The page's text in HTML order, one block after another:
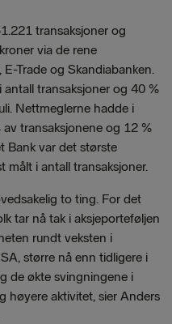
transaksjoner og
via de rene
Trade og Skandiabanken.
transaksjoner og 40 %
Nettmeglerne hadde i
transaksjonene og 12 %
Bank var det største
målt i antall transaksjoner.
to ting. For det
tar nå tak i aksjeporteføljen
rundt veksten i
større nå enn tidligere i
de økte svingningene i
høyere aktivitet, sier Anders